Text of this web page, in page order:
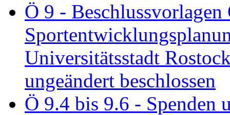
Ö 9 - Beschlussvorlagen
Universitätsstadt
ungeändert beschlossen
Ö 9.4 bis 9.6 -